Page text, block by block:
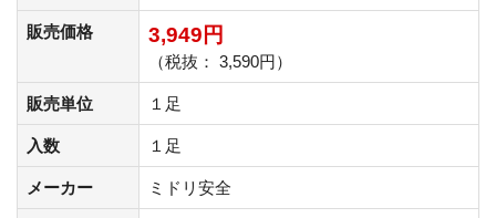
販売価格 3,949円
（税抜： 3,590円）
販売単位 １足
入数 １足
メーカー ミドリ安全